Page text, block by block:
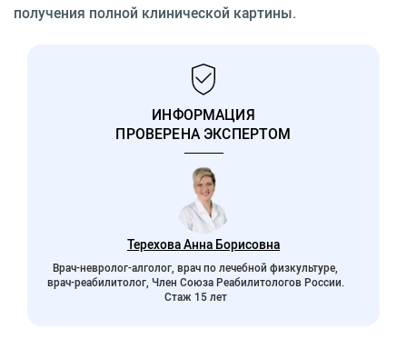
получения полной клинической картины.
ИНФОРМАЦИЯ
ПРОВЕРЕНА ЭКСПЕРТОМ
Терехова Анна Борисовна
Врач-невролог-алголог, врач по лечебной физкультуре,
врач-реабилитолог, Член Союза Реабилитологов России.
Стаж 15 лет